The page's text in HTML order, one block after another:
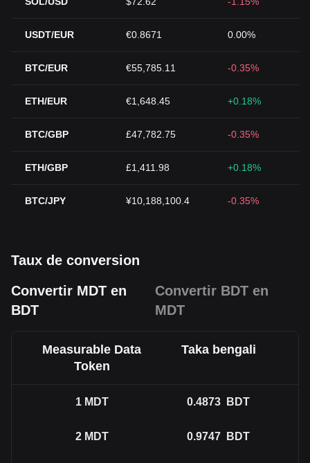
USDT/EUR €0.8671 0.00%
BTC/EUR €55,785.11 -0.35%
ETH/EUR €1,648.45 +0.18%
BTC/GBP £47,782.75 -0.35%
ETH/GBP £1,411.98 +0.18%
BTC/JPY ¥10,188,100.4 -0.35%
Taux de conversion
Convertir MDT en
BDT
Convertir BDT en
MDT
Measurable Data
Token
Taka bengali
1 MDT 0.4873 BDT
2 MDT 0.9747 BDT